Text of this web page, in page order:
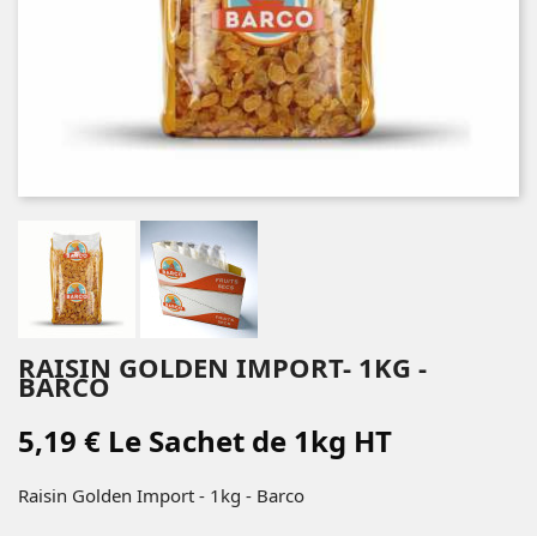
RAISIN GOLDEN IMPORT- 1KG -
BARCO
5,19 € Le Sachet de 1kg HT
Raisin Golden Import - 1kg - Barco